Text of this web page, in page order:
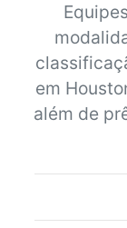
em
além de